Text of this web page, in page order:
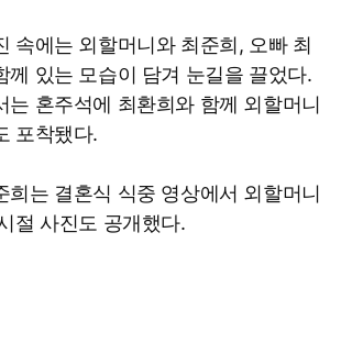
속에는 외할머니와 최준희, 오빠 최
께 있는 모습이 담겨 눈길을 끌었다.
는 혼주석에 최환희와 함께 외할머니
포착됐다.
희는 결혼식 식중 영상에서 외할머니
절 사진도 공개했다.